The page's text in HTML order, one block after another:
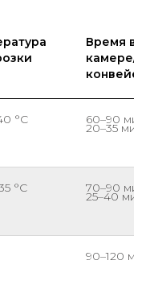
Время в
камере/
°C 60–90 мин
20–35 мин
°C 70–90 мин
25–40 мин
90–120 мин